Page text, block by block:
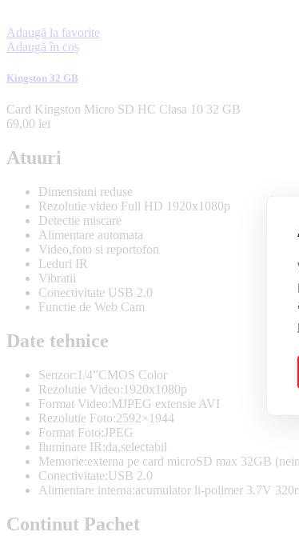
Adaugă la favorite
Adaugă în coș
Kingston 32 GB
Card Kingston Micro SD HC Clasa 10 32 GB
69,00 lei
Atuuri
Dimensiuni reduse
Rezolutie video Full HD 1920x1080p
Detectie miscare
Alimentare automata
Video,foto si reportofon
Leduri IR
Vibratii
Conectivitate USB 2.0
Functie de Web Cam
Date tehnice
Senzor:1/4”CMOS Color
Rezolutie Video:1920x1080p
Format Video:MJPEG extensie AVI
Rezolutie Foto:2592×1944
Format Foto:JPEG
Iluminare IR:da,selectabil
Memorie:externa pe card microSD max 32GB
Conectivitate:USB 2.0
Alimentare interna:acumulator li-polimer 3.7V
Continut Pachet